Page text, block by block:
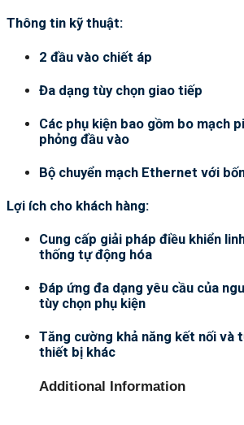
Thông tin kỹ thuật:
2 đầu vào chiết áp
Đa dạng tùy chọn giao tiếp
Các phụ kiện bao gồm bo mạch
phỏng đầu vào
Bộ chuyển mạch Ethernet với
Lợi ích cho khách hàng:
Cung cấp giải pháp điều khiển
thống tự động hóa
Đáp ứng đa dạng yêu cầu của
tùy chọn phụ kiện
Tăng cường khả năng kết nối và
thiết bị khác
Additional Information